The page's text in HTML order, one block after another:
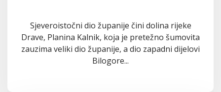
Sjeveroistočni dio županije čini dolina rijeke
Drave, Planina Kalnik, koja je pretežno šumovita
zauzima veliki dio županije, a dio zapadni dijelovi
Bilogore...